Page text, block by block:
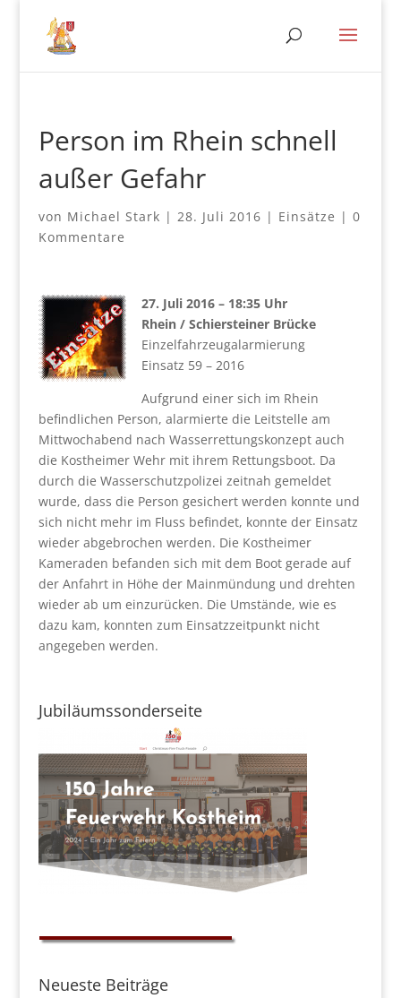
Person im Rhein schnell
außer Gefahr
von Michael Stark | 28. Juli 2016 | Einsätze | 0
Kommentare
27. Juli 2016 – 18:35 Uhr
Rhein / Schiersteiner Brücke
Einzelfahrzeugalarmierung
Einsatz 59 – 2016
Aufgrund einer sich im Rhein
befindlichen Person, alarmierte die Leitstelle am
Mittwochabend nach Wasserrettungskonzept auch
die Kostheimer Wehr mit ihrem Rettungsboot. Da
durch die Wasserschutzpolizei zeitnah gemeldet
wurde, dass die Person gesichert werden konnte und
sich nicht mehr im Fluss befindet, konnte der Einsatz
wieder abgebrochen werden. Die Kostheimer
Kameraden befanden sich mit dem Boot gerade auf
der Anfahrt in Höhe der Mainmündung und drehten
wieder ab um einzurücken. Die Umstände, wie es
dazu kam, konnten zum Einsatzzeitpunkt nicht
angegeben werden.
Jubiläumssonderseite
Neueste Beiträge